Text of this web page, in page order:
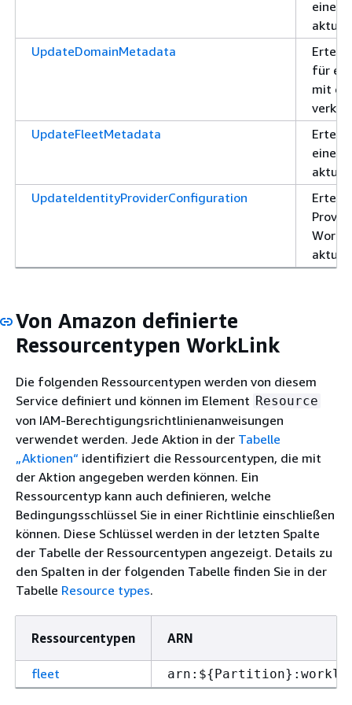
eine
UpdateDomainMetadata
Erteilt
für
mit
UpdateFleetMetadata
Erteilt
einer
UpdateIdentityProviderConfiguration
Erteilt
Von Amazon definierte
Ressourcentypen WorkLink
Die folgenden Ressourcentypen werden von diesem
Service definiert und können im Element Resource
von IAM-Berechtigungsrichtlinienanweisungen
verwendet werden. Jede Aktion in der Tabelle
„Aktionen“ identifiziert die Ressourcentypen, die mit
der Aktion angegeben werden können. Ein
Ressourcentyp kann auch definieren, welche
Bedingungsschlüssel Sie in einer Richtlinie einschließen
können. Diese Schlüssel werden in der letzten Spalte
der Tabelle der Ressourcentypen angezeigt. Details zu
den Spalten in der folgenden Tabelle finden Sie in der
Tabelle Resource types.
Ressourcentypen ARN
fleet arn:${